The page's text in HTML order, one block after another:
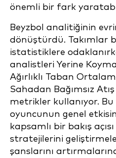
önemli bir fark
Beyzbol analitiğinin
dönüştürdü. Takımlar
istatistiklere
analistleri Yerine
Ağırlıklı Taban
Sahadan Bağımsız
metrikler kullanıyor.
oyuncunun genel
kapsamlı bir bakış
stratejilerini
şanslarını